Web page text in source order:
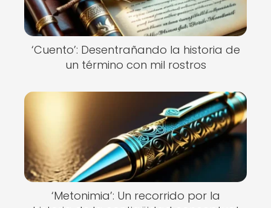
‘Cuento’: Desentrañando la historia de
un término con mil rostros
‘Metonimia’: Un recorrido por la